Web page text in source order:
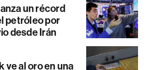
un récord
petróleo por
desde Irán
ve al oro en una